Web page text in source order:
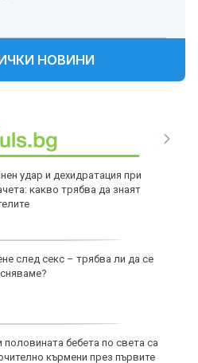
НОВИНИ
удар и дехидратация при
какво трябва да знаят
след секс – трябва ли да се
половината бебета по света са
кърмени през първите